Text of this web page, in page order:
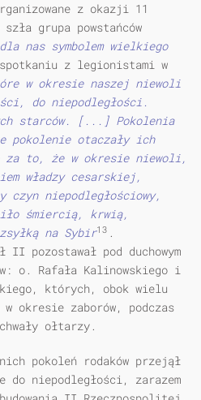
z okazji 11
grupa powstańców
nas symbolem wielkiego
z legionistami w
w okresie naszej niewoli
do niepodległości.
starców. [...] Pokolenia
pokolenie otaczały ich
za to, że w okresie niewoli,
władzy cesarskiej,
niepodległościowy,
śmiercią, krwią,
na Sybir13 .
II pozostawał pod duchowym
o. Rafała Kalinowskiego i
których, obok wielu
okresie zaborów, podczas
ołtarzy.
pokoleń rodaków przejął
do niepodległości, zarazem